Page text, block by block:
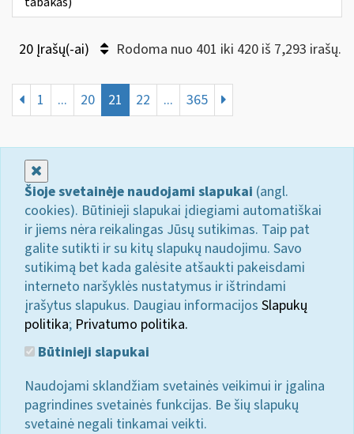
20 Įrašų(-ai) Rodoma nuo 401 iki 420 iš 7,293 irašų.
1 ... 20 21 22 ... 365
Šioje svetainėje naudojami slapukai (angl.
cookies). Būtinieji slapukai įdiegiami automatiškai
ir jiems nėra reikalingas Jūsų sutikimas. Taip pat
galite sutikti ir su kitų slapukų naudojimu. Savo
sutikimą bet kada galėsite atšaukti pakeisdami
interneto naršyklės nustatymus ir ištrindami
įrašytus slapukus. Daugiau informacijos Slapukų
politika; Privatumo politika.
Būtinieji slapukai
Naudojami sklandžiam svetainės veikimui ir įgalina
pagrindines svetainės funkcijas. Be šių slapukų
svetainė negali tinkamai veikti.